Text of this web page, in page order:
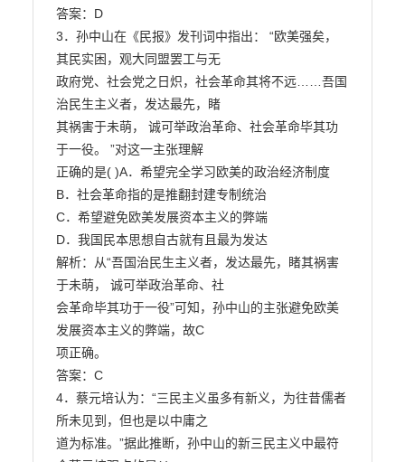
答案：D
3．孙中山在《民报》发刊词中指出： “欧美强矣，
其民实困，观大同盟罢工与无
政府党、社会党之日炽，社会革命其将不远……吾国
治民生主义者，发达最先，睹
其祸害于未萌， 诚可举政治革命、社会革命毕其功
于一役。 ”对这一主张理解
正确的是( )A．希望完全学习欧美的政治经济制度
B．社会革命指的是推翻封建专制统治
C．希望避免欧美发展资本主义的弊端
D．我国民本思想自古就有且最为发达
解析：从“吾国治民生主义者，发达最先，睹其祸害
于未萌， 诚可举政治革命、社
会革命毕其功于一役”可知，孙中山的主张避免欧美
发展资本主义的弊端，故C
项正确。
答案：C
4．蔡元培认为：“三民主义虽多有新义，为往昔儒者
所未见到，但也是以中庸之
道为标准。”据此推断，孙中山的新三民主义中最符